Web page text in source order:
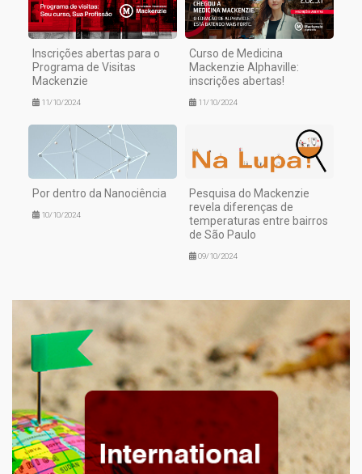
Inscrições abertas para o
Programa de Visitas
Mackenzie
11/10/2024
Curso de Medicina
Mackenzie Alphaville:
inscrições abertas!
11/10/2024
Por dentro da Nanociência
10/10/2024
Pesquisa do Mackenzie
revela diferenças de
temperaturas entre bairros
de São Paulo
09/10/2024